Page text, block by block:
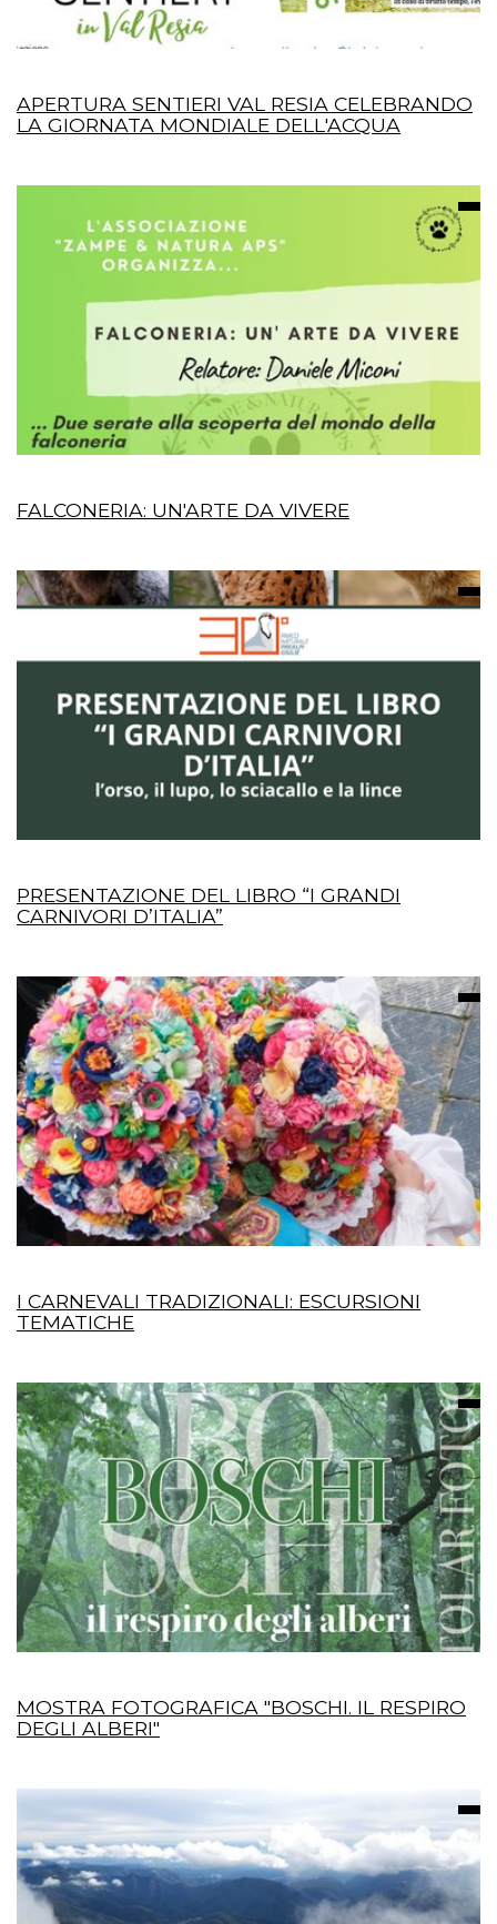
APERTURA SENTIERI VAL RESIA CELEBRANDO
LA GIORNATA MONDIALE DELL'ACQUA
FALCONERIA: UN'ARTE DA VIVERE
PRESENTAZIONE DEL LIBRO “I GRANDI
CARNIVORI D’ITALIA”
I CARNEVALI TRADIZIONALI: ESCURSIONI
TEMATICHE
MOSTRA FOTOGRAFICA "BOSCHI. IL RESPIRO
DEGLI ALBERI"